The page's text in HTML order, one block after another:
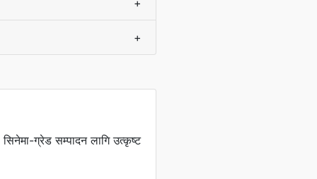
+
+
ग्रेड सम्पादन लागि उत्कृष्ट